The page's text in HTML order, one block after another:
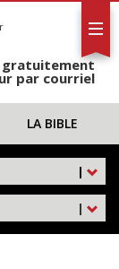
gratuitement
par courriel
LA BIBLE
|
|